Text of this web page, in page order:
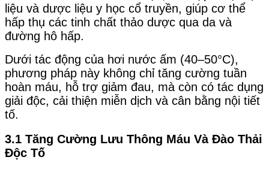
liệu và dược liệu y học cổ truyền, giúp cơ thể
hấp thụ các tinh chất thảo dược qua da và
đường hô hấp.
Dưới tác động của hơi nước ấm (40–50°C),
phương pháp này không chỉ tăng cường tuần
hoàn máu, hỗ trợ giảm đau, mà còn có tác dụng
giải độc, cải thiện miễn dịch và cân bằng nội tiết
tố.
3.1 Tăng Cường Lưu Thông Máu Và Đào Thải
Độc Tố